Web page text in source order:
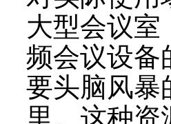
大型会议室
频会议设备
要头脑风暴
里。这种资